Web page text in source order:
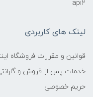
api2
لینک های کاربردی
قوانین و مقررات فروشگاه
خدمات پس از فروش و
حریم خصوصی